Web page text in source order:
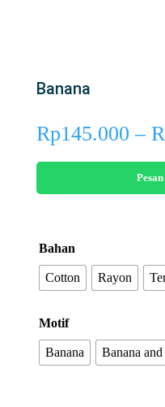
Banana
Rp145.000 –
Bahan
Cotton Rayon
Motif
Banana Banana